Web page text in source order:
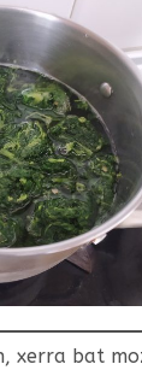
xerra bat